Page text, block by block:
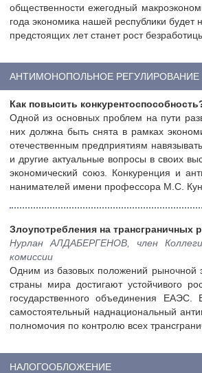
общественности ежегодный
года экономика нашей республики
предстоящих лет станет рост
АНТИМОНОПОЛЬНОЕ РЕГУЛИРОВАНИЕ
Как повысить
Одной из основных проблем на пути
них должна быть снята в рамках
отечественным предприятиям
и другие актуальные вопросы в своих
экономический союз. Конкуренция и
нанимателей имени профессора М.С.
Злоупотребления на трансграничных
Нурлан АЛДАБЕРГЕНОВ, член
комиссии
Одним из базовых положений рыночной
страны мира достигают устойчивого
государственного объединения
самостоятельный наднациональный
полномочия по контролю всех
НАЛОГООБЛОЖЕНИЕ